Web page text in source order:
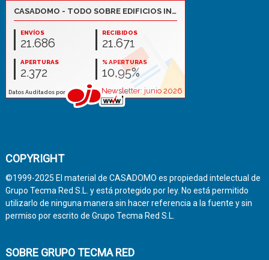
COPYRIGHT
©1999-2025 El material de CASADOMO es propiedad intelectual de
Grupo Tecma Red S.L. y está protegido por ley. No está permitido
utilizarlo de ninguna manera sin hacer referencia a la fuente y sin
permiso por escrito de Grupo Tecma Red S.L.
SOBRE GRUPO TECMA RED